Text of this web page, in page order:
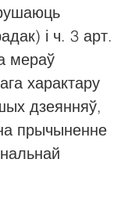
і ч. 3 арт.
мераў
характару
дзеянняў,
прычыненне